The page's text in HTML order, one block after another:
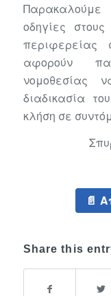
οδηγίες
αφορούν
νομοθεσίας
διαδικασία
κλήση σε
Share this